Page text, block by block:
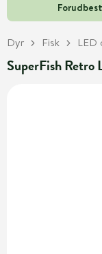
Dyr Fisk LED
SuperFish